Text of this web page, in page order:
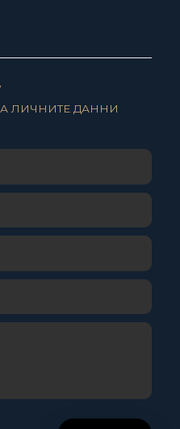
ЛИЧНИТЕ ДАННИ